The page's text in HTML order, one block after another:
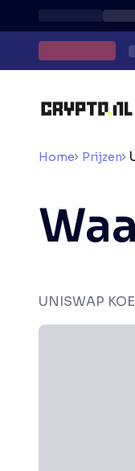
Home Prijzen
UNISWAP